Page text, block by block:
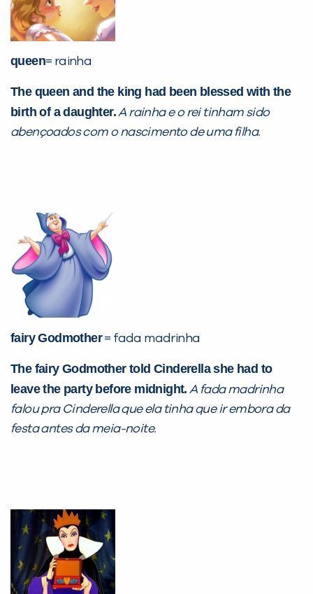
queen= rainha
The queen and the king had been blessed with the
birth of a daughter.A rainha e o rei tinham sido
abençoados com o nascimento de uma filha.
fairy Godmother= fada madrinha
The fairy Godmother told Cinderella she had to
leave the party before midnight. A fada madrinha
falou pra Cinderella que ela tinha que ir embora da
festa antes da meia-noite.